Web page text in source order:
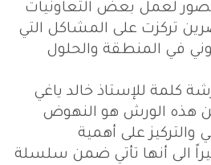
لعمل بعض التعاونيات
تركزت على المشاكل التي
في المنطقة والحلول
كلمة للإستاذ خالد ياغي
هذه الورش هو النهوض
والتركيز على أهمية
الى أنها تأتي ضمن سلسلة